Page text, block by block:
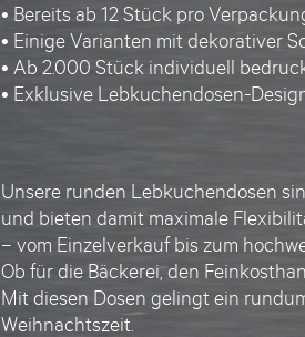
• Bereits ab 12 Stück pro
• Einige Varianten mit dekorativer
• Ab 2.000 Stück individuell
• Exklusive Lebkuchendosen-
Unsere runden Lebkuchendosen
und bieten damit maximale
– vom Einzelverkauf bis zum
Ob für die Bäckerei, den
Mit diesen Dosen gelingt ein
Weihnachtszeit.